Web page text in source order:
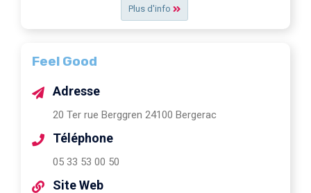
Plus d'info
Feel Good
Adresse
20 Ter rue Berggren 24100 Bergerac
Téléphone
05 33 53 00 50
Site Web